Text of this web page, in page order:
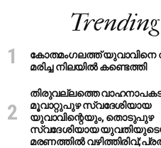
Trending
കോതമംഗലത്ത് യുവാവിനെ
മരിച്ച നിലയിൽ കണ്ടെത്തി
തിരുവല്ലത്തെ
മൂവാറ്റുപുഴ സ്വദേശിയായ
യുവാവിന്റെയും, തൊടുപുഴ
സ്വദേശിയായ
മരണത്തില്‍